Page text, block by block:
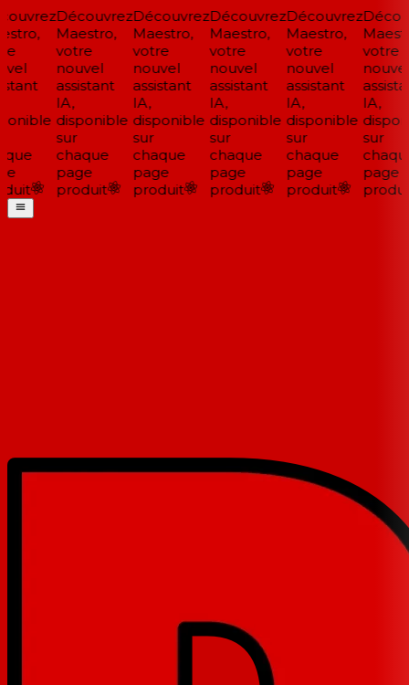
Découvrez
Maestro,
votre
nouvel
assistant
IA,
disponible
sur
chaque
page
produit
Découvrez
Maestro,
votre
nouvel
assistant
IA,
disponible
sur
chaque
page
produit
Découvrez
Maestro,
votre
nouvel
assistant
IA,
disponible
sur
chaque
page
produit
Découvrez
Maestro,
votre
nouvel
assistant
IA,
disponible
sur
chaque
page
produit
votre
nouvel
IA,
sur
chaque
page
produit